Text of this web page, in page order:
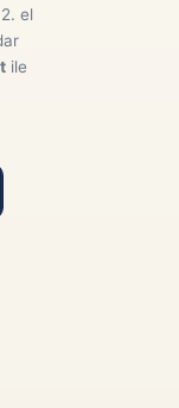
el
ile